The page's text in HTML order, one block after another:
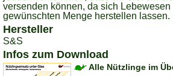
versenden können, da sich
gewünschten Menge herstellen lassen.
Hersteller
S&S
Infos zum Download
Alle Nützlinge im